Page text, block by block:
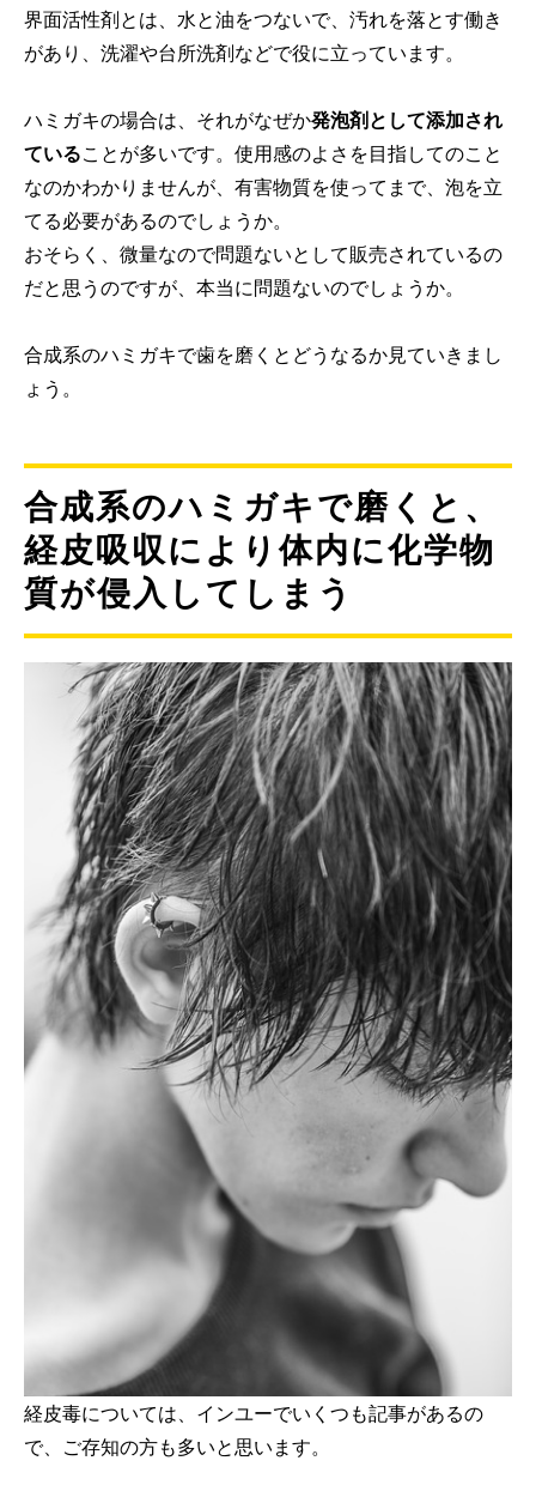
界面活性剤とは、水と油をつないで、汚れを落とす働き
があり、洗濯や台所洗剤などで役に立っています。
ハミガキの場合は、それがなぜか発泡剤として添加され
ていることが多いです。使用感のよさを目指してのこと
なのかわかりませんが、有害物質を使ってまで、泡を立
てる必要があるのでしょうか。
おそらく、微量なので問題ないとして販売されているの
だと思うのですが、本当に問題ないのでしょうか。
合成系のハミガキで歯を磨くとどうなるか見ていきまし
ょう。
合成系のハミガキで磨くと、
経皮吸収により体内に化学物
質が侵入してしまう
経皮毒については、インユーでいくつも記事があるの
で、ご存知の方も多いと思います。